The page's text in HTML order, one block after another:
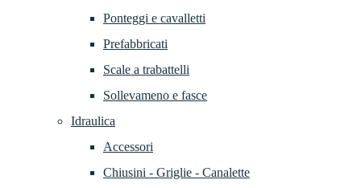
Ponteggi e cavalletti
Prefabbricati
Scale a trabattelli
Sollevameno e fasce
Idraulica
Accessori
Chiusini - Griglie - Canalette